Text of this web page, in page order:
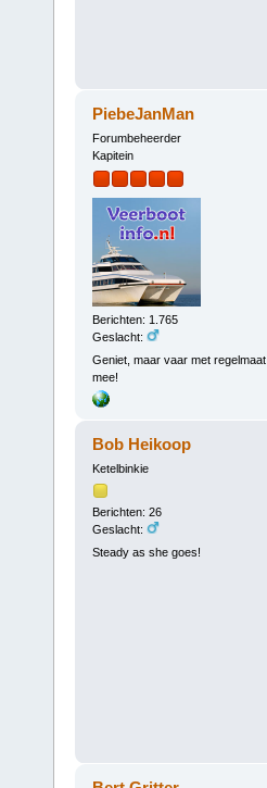
PiebeJanMan
Forumbeheerder
Kapitein
Berichten: 1.765
Geslacht:
Geniet, maar vaar met regelmaat
mee!
Bob Heikoop
Ketelbinkie
Berichten: 26
Geslacht:
Steady as she goes!